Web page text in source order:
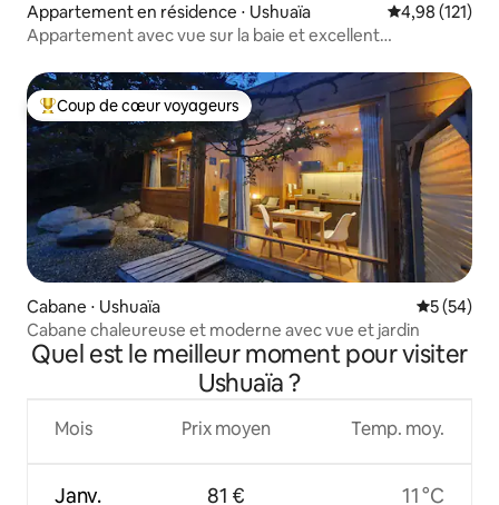
Appartement en résidence ⋅ Ushuaïa Évaluation
4,98 (121)
Appartement avec vue sur la baie et excellent
Coups de cœur voyageurs les plus appréciés
Coup de cœur voyageurs
Cabane ⋅ Ushuaïa
5 (54)
Cabane chaleureuse et moderne avec vue et jardin
Quel est le meilleur moment pour visiter
Ushuaïa ?
Mois
Janv.
Prix moyen
81 €
Temp. moy.
11 °C